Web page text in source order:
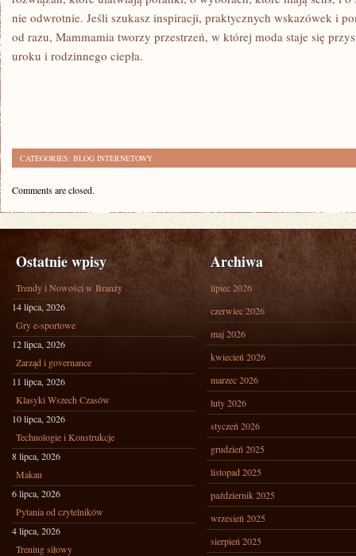
nie odwrotnie. Jeśli szukasz inspiracji, praktycznych wskazówek i
od razu, Mammamia tworzy przestrzeń, w której moda staje się
uroku i rodzinnego ciepła.
CATEGORIES: BLOG INTERNETOWY
Comments are closed.
Ostatnie wpisy
Trendy i Nowości w Branży
14 lipca, 2026
Gry e-sportowe
12 lipca, 2026
Zarząd i governance
11 lipca, 2026
Klasyki Wszech Czasów
10 lipca, 2026
Technologie i Konstrukcje
8 lipca, 2026
Makau
6 lipca, 2026
Pytania od czytelników
4 lipca, 2026
Trening siłowy
Archiwa
lipiec 2026
czerwiec 2026
maj 2026
kwiecień 2026
marzec 2026
luty 2026
styczeń 2026
grudzień 2025
listopad 2025
październik 2025
wrzesień 2025
sierpień 2025